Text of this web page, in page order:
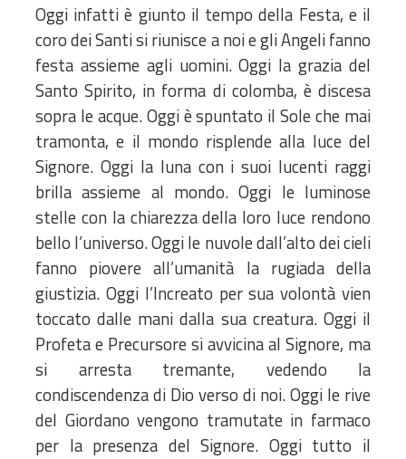
Oggi infatti è giunto il tempo della Festa, e il
coro dei Santi si riunisce a noi e gli Angeli fanno
festa assieme agli uomini. Oggi la grazia del
Santo Spirito, in forma di colomba, è discesa
sopra le acque. Oggi è spuntato il Sole che mai
tramonta, e il mondo risplende alla luce del
Signore. Oggi la luna con i suoi lucenti raggi
brilla assieme al mondo. Oggi le luminose
stelle con la chiarezza della loro luce rendono
bello l’universo. Oggi le nuvole dall’alto dei cieli
fanno piovere all’umanità la rugiada della
giustizia. Oggi l’Increato per sua volontà vien
toccato dalle mani dalla sua creatura. Oggi il
Profeta e Precursore si avvicina al Signore, ma
si arresta tremante, vedendo la
condiscendenza di Dio verso di noi. Oggi le rive
del Giordano vengono tramutate in farmaco
per la presenza del Signore. Oggi tutto il